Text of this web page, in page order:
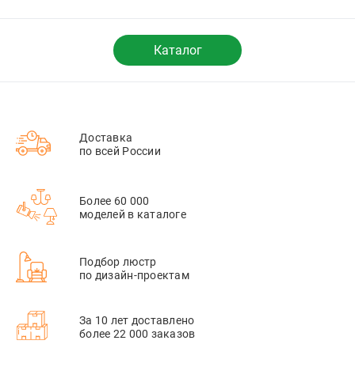
Каталог
Доставка
по всей России
Более 60 000
моделей в каталоге
Подбор люстр
по дизайн-проектам
За 10 лет доставлено
более 22 000 заказов